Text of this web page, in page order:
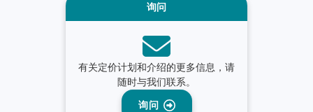
询问
有关定价计划和介绍的更多信息，请
随时与我们联系。
询问